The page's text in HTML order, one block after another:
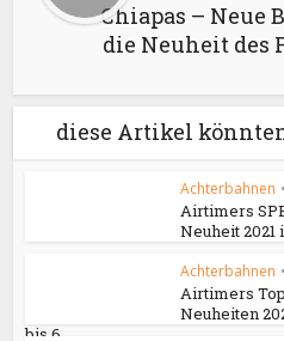
Chiapas – Neue
die Neuheit des
diese Artikel
Achterbahnen •
Airtimers
Neuheit 2021
Achterbahnen •
Airtimers
Neuheiten
bis 6